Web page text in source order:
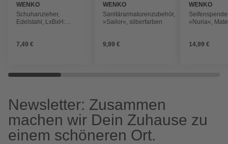
WENKO
Schuhanzieher,
Edelstahl, LxBxH:
7,49 €
WENKO
Sanitärarmaturenzubehör,
»Sailor«, silberfarben
9,99 €
WENKO
»Nuria«,
14,99 €
Newsletter: Zusammen
machen wir Dein Zuhause zu
einem schöneren Ort.